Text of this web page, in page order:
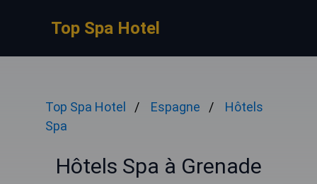
Top Spa Hotel
Top Spa Hotel Espagne
Hôtels
Spa
Hôtels Spa à Grenade